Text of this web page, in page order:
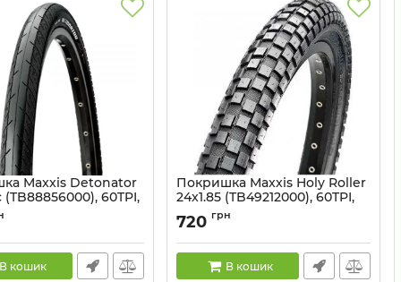
Maxxis Detonator
(TB88856000), 60TPI,
В кошик
Покришка Maxxis Holy Roller
24x1.85 (TB49212000), 60TPI,
Артикул:
720 грн
В кошик